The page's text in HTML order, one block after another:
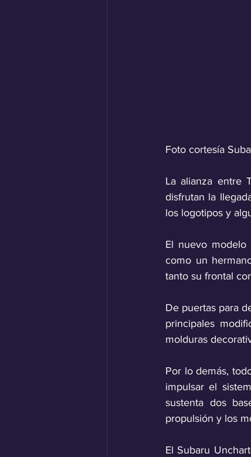
Foto cortesía
La alianza entre
disfrutan la
los logotipos y
El nuevo
como un
tanto su frontal
De puertas para
principales
molduras
Por lo demás,
impulsar el
sustenta dos
propulsión y los
El Subaru